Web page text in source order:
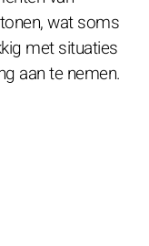
wat soms
met situaties
aan te nemen.